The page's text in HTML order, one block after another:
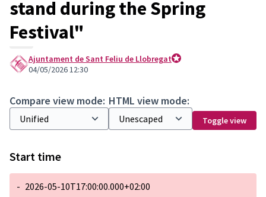
stand during the Spring
Festival"
Ajuntament de Sant Feliu de Llobregat
04/05/2026 12:30
Compare view mode: HTML view mode:
Toggle view
Start time
- 2026-05-10T17:00:00.000+02:00